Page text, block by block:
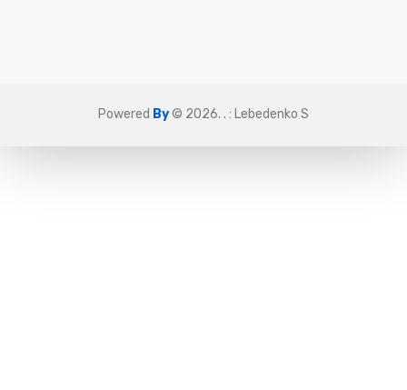
Powered By© 2026. . : Lebedenko S